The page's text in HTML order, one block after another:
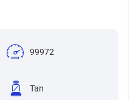
99972
Tan